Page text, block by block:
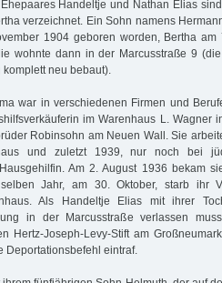
Handeltje und Nathan Elias
verzeichnet. Ein Sohn namens
1904 geboren worden, Bertha am
wohnte dann in der Marcusstraße 9
neu bebaut).
war in verschiedenen Firmen und
im Warenhaus L. Wagner
Robinsohn am Neuen Wall. Sie
und zuletzt 1939, nur noch bei
Am 2. August 1936 bekam
Jahr, am 30. Oktober, starb ihr
Als Handeltje Elias mit ihrer
in der Marcusstraße verlassen
Hertz-Joseph-Levy-Stift am
Deportationsbefehl eintraf.